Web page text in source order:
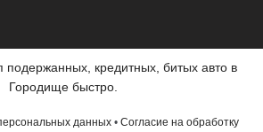
кредитных, битых авто в
Городище быстро.
данных• Согласие на обработку